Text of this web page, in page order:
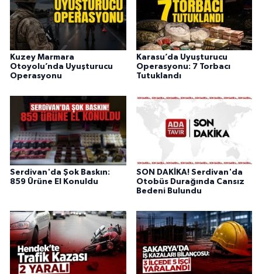
Kuzey Marmara
Otoyolu’nda Uyuşturucu
Operasyonu
Karasu’da Uyuşturucu
Operasyonu: 7 Torbacı
Tutuklandı
Serdivan'da Şok Baskın:
859 Ürüne El Konuldu
SON DAKİKA! Serdivan'da
Otobüs Durağında Cansız
Bedeni Bulundu